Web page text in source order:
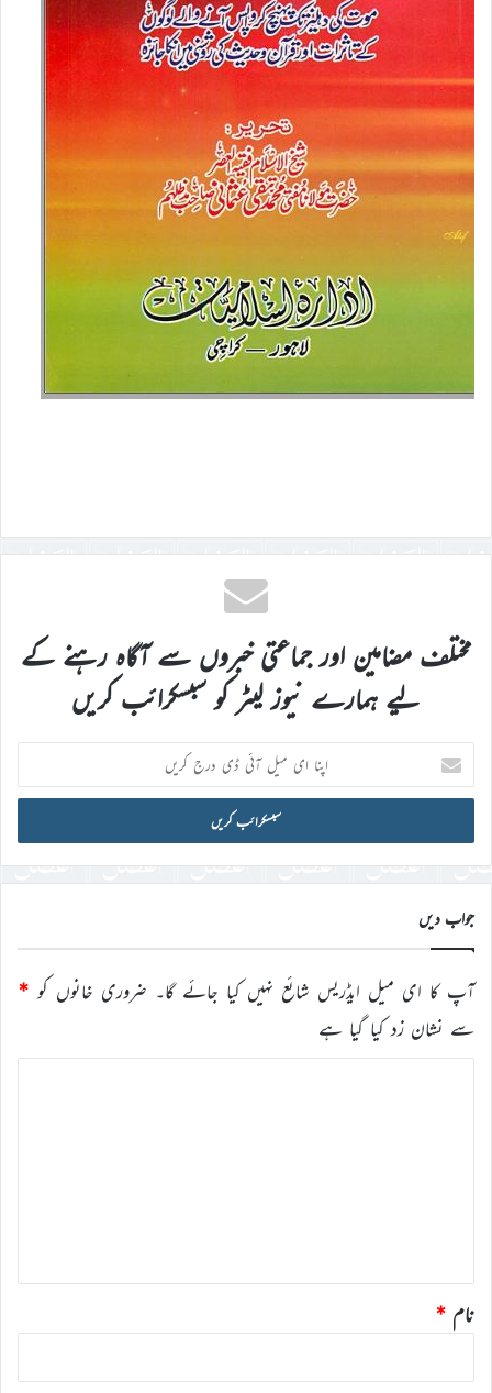
مختلف مضامین اور جماعتی خبروں سے آگاہ رہنے کے
لیے ہمارے نیوز لیٹر کو سبسکرائب کریں
اپنا
ای
میل
ڈی
درج
کریں
جواب دیں
آپ کا ای میل ایڈریس شائع نہیں کیا جائے گا۔ ضروری خانوں کو *
سے نشان زد کیا گیا ہے
نام *